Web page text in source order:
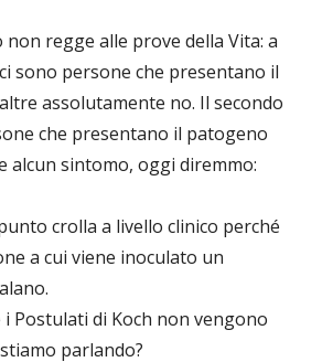
regge alle prove della Vita: a
sono persone che presentano il
assolutamente no. Il secondo
che presentano il patogeno
alcun sintomo, oggi diremmo:
crolla a livello clinico perché
a cui viene inoculato un
i Postulati di Koch non vengono
parlando?